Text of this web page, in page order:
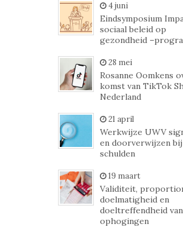
4 juni
Eindsymposium
sociaal beleid op
gezondheid
28 mei
Rosanne Oomkens
komst van TikTok
Nederland
21 april
Werkwijze UWV
en doorverwijzen bij
schulden
19 maart
Validiteit,
doelmatigheid en
doeltreffendheid van
ophogingen